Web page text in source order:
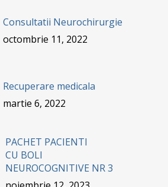
Consultatii Neurochirurgie
octombrie 11, 2022
Recuperare medicala
martie 6, 2022
PACHET PACIENTI
CU BOLI
NEUROCOGNITIVE NR 3